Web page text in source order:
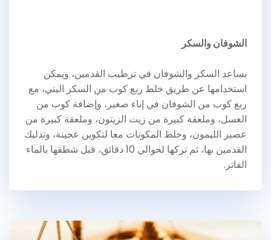
الشوفان والسكر
يساعد السكر والشوفان في ترطيب القدمين، ويمكن
استخدامها عن طريق خلط ربع كوب من السكر البني، مع
ربع كوب من الشوفان في إناء صغير، وإضافة كوب من
العسل، وملعقة كبيرة من زيت الزيتون، وملعقة كبيرة من
عصير الليمون، وخلط المكونات معا لتكوين عجينة، وتدليك
القدمين بها، ثم تركها لحوالي 10 دقائق، قبل شطفها بالماء
الفاتر.